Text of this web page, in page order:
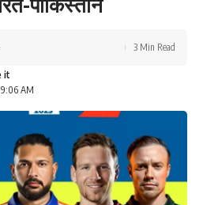
9:06 AM
3 Min Read